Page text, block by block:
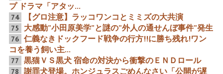
栄光と没落を秘めた映画ス
ターと世界・日本歴代1位
記録を持つ東映の大巨匠
画2部門受賞躍進だと「極
偏りガオー」のホラを吹く
マス共 全肯定の落とし穴
親分と子分の関係強化と日
本植民地化の恐怖
プ ドラマ「アタッ...
74 【グロ注意】ラッコワンコとミミズの大共演
75 大感動”小田原美学”と謎の”外人の通せんぼ事件”発生
76 仁義なきドックフード戦争の行方!!に勝ち残れ!ワン
コを養う飼い主...
77 黒猫ＶＳ黒犬 宿命の対決から衝撃のＥＮＤロール
78
謝罪犬登場。ホンジュラスごめんなさい「公開が遅